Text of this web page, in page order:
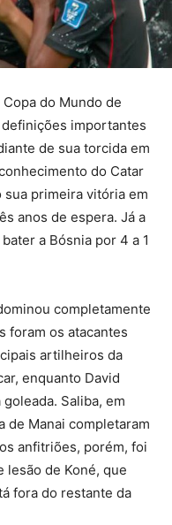
do Mundo de
importantes
de sua torcida em
do Catar
primeira vitória em
anos de espera. Já a
a Bósnia por 4 a 1
completamente
foram os atacantes
artilheiros da
enquanto David
Saliba, em
de Manai completaram
anfitriões, porém, foi
lesão de Koné, que
fora do restante da